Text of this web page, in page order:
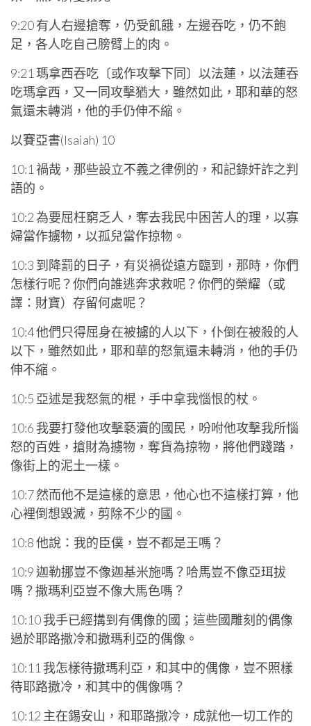
9:20 有人右邊搶奪，仍受飢餓，左邊吞吃，仍不飽
足，各人吃自己膀臂上的肉。
9:21 瑪拿西吞吃〔或作攻擊下同〕以法蓮，以法蓮吞
吃瑪拿西，又一同攻擊猶大，雖然如此，耶和華的怒
氣還未轉消，他的手仍伸不縮。
以賽亞書(Isaiah) 10
10:1 禍哉，那些設立不義之律例的，和記錄奸詐之判
語的。
10:2 為要屈枉窮乏人，奪去我民中困苦人的理，以寡
婦當作擄物，以孤兒當作掠物。
10:3 到降罰的日子，有災禍從遠方臨到，那時，你們
怎樣行呢？你們向誰逃奔求救呢？你們的榮耀（或
譯：財寶）存留何處呢？
10:4 他們只得屈身在被擄的人以下，仆倒在被殺的人
以下，雖然如此，耶和華的怒氣還未轉消，他的手仍
伸不縮。
10:5 亞述是我怒氣的棍，手中拿我惱恨的杖。
10:6 我要打發他攻擊褻瀆的國民，吩咐他攻擊我所惱
怒的百姓，搶財為擄物，奪貨為掠物，將他們踐踏，
像街上的泥土一樣。
10:7 然而他不是這樣的意思，他心也不這樣打算，他
心裡倒想毀滅，剪除不少的國。
10:8 他說：我的臣僕，豈不都是王嗎？
10:9 迦勒挪豈不像迦基米施嗎？哈馬豈不像亞珥拔
嗎？撒瑪利亞豈不像大馬色嗎？
10:10 我手已經搆到有偶像的國；這些國雕刻的偶像
過於耶路撒冷和撒瑪利亞的偶像。
10:11 我怎樣待撒瑪利亞，和其中的偶像，豈不照樣
待耶路撒冷，和其中的偶像嗎？
10:12 主在錫安山，和耶路撒冷，成就他一切工作的